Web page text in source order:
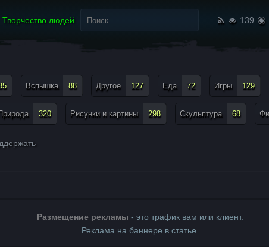
Творчество людей
Найти:
139
Вспышка 88 Другое 127 Еда 72 Игры 129
320 Рисунки и картины 298 Скульптура 68
Размещение рекламы - это трафик вам или клиент.
Реклама на баннере в статье.